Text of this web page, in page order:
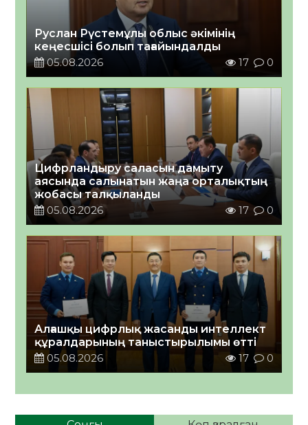
Руслан Рүстемұлы облыс әкімінің
кеңесшісі болып тағайындалды
05.08.2026
17 0
Цифрландыру саласын дамыту
аясында салынатын жаңа орталықтың
жобасы талқыланды
05.08.2026
17 0
Алғашқы цифрлық жасанды интеллект
құралдарының таныстырылымы өтті
05.08.2026
17 0